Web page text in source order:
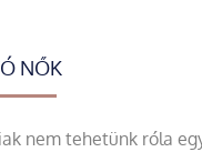
NŐK
nem tehetünk róla